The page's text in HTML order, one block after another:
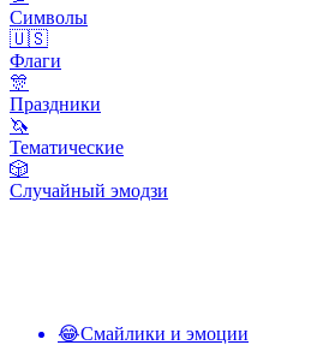
Символы
🇺🇸
Флаги
🎊
Праздники
🦄
Тематические
🎲
Случайный эмодзи
😂Смайлики и эмоции